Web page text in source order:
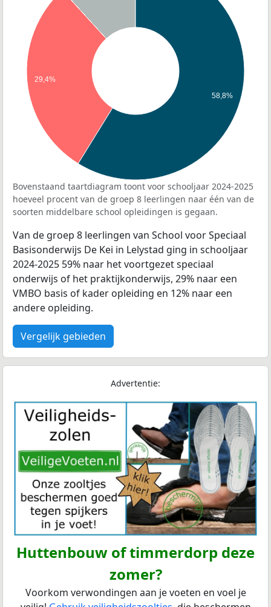
29,4%
58,8%
Bovenstaand taartdiagram toont voor schooljaar 2024-2025
hoeveel procent van de groep 8 leerlingen naar één van de
soorten middelbare school opleidingen is gegaan.
Van de groep 8 leerlingen van School voor Speciaal
Basisonderwijs De Kei in Lelystad ging in schooljaar
2024-2025 59% naar het voortgezet speciaal
onderwijs of het praktijkonderwijs, 29% naar een
VMBO basis of kader opleiding en 12% naar een
andere opleiding.
Vergelijk gebieden
Advertentie:
Huttenbouw of timmerdorp deze
zomer?
Voorkom verwondingen aan je voeten en voel je